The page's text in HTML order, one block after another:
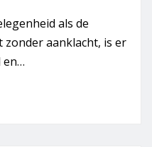
als de
zonder aanklacht, is er
en…